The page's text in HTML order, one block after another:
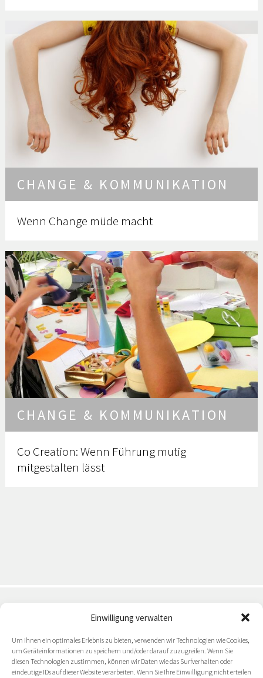
Einwilligung verwalten
Um Ihnen ein optimales Erlebnis zu bieten, verwenden wir Technologien wie Cookies,
um Geräteinformationen zu speichern und/oder darauf zuzugreifen. Wenn Sie
diesen Technologien zustimmen, können wir Daten wie das Surfverhalten oder
eindeutige IDs auf dieser Website verarbeiten. Wenn Sie Ihre Einwilligung nicht erteilen
CHANGE & KOMMUNIKATION
Wenn Change müde macht
CHANGE & KOMMUNIKATION
Co Creation: Wenn Führung mutig
mitgestalten lässt
Zukunftsorientierte Ideen & Strategien: Halten Sie sich
mit unserem
Newsletter auf dem Laufenden.